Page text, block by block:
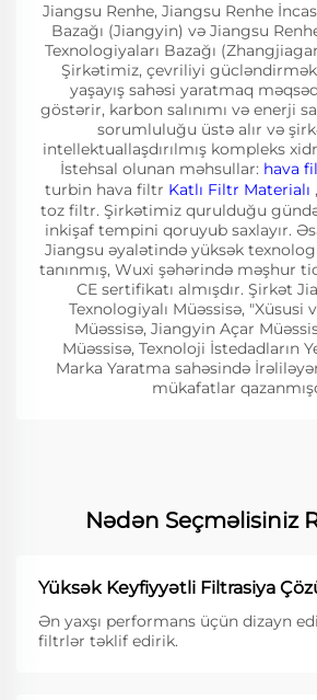
Jiangsu Renhe, Jiangsu Renhe
Bazağı (Jiangyin) və Jiangsu
Texnologiyaları Bazağı
Şirkətimiz, çevriliyi
yaşayış sahəsi yaratmaq
göstərir, karbon salınımı və enerji
sorumluluğu üstə alır və
intellektuallaşdırılmış kompleks
İstehsal olunan məhsullar: hava
turbin hava filtr Katlı Filtr Materialı ,
toz filtr. Şirkətimiz qurulduğu
inkişaf tempini qoruyub saxlayır.
Jiangsu əyalətində yüksək
tanınmış, Wuxi şəhərində məşhur
CE sertifikatı almışdır. Şirkət
Texnologiyalı Müəssisə, "Xüsusi
Müəssisə, Jiangyin Açar
Müəssisə, Texnoloji İstedadların
Marka Yaratma sahəsində
mükafatlar
Nədən Seçməlisiniz
Yüksək Keyfiyyətli Filtrasiya
Ən yaxşı performans üçün dizayn
filtrlər təklif edirik.